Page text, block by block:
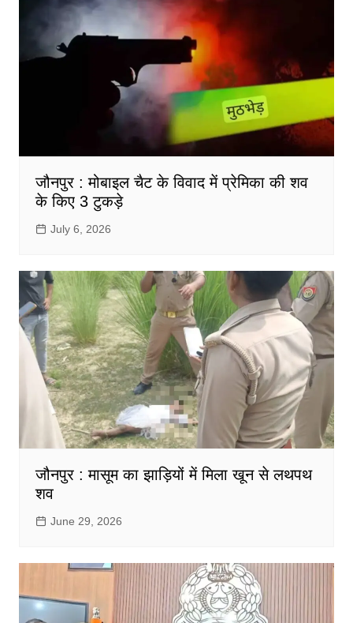
जौनपुर : मोबाइल चैट के विवाद में प्रेमिका की शव
के किए 3 टुकड़े
July 6, 2026
जौनपुर : मासूम का झाड़ियों में मिला खून से लथपथ
शव
June 29, 2026